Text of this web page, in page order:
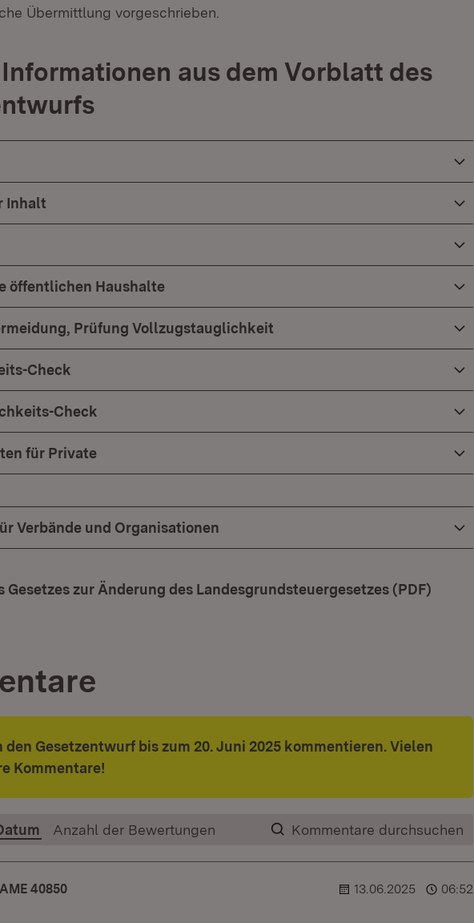
Übermittlung vorgeschrieben.
aus dem Vorblatt des
Inhalt
öffentlichen Haushalte
Prüfung Vollzugstauglichkeit
Check
Check
für Private
Verbände und Organisationen
Gesetzes zur Änderung des Landesgrundsteuergesetzes (PDF)
den Gesetzentwurf bis zum 20. Juni 2025 kommentieren. Vielen
Kommentare!
Kommentare durchsuchen
Anzahl der Bewertungen
40850 13.06.2025 06:52